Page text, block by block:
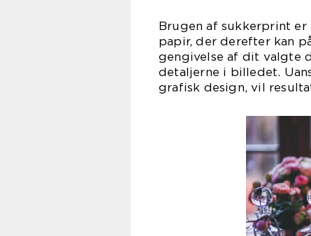
Brugen af sukkerprint
papir, der derefter kan
gengivelse af dit valgte
detaljerne i billedet.
grafisk design, vil